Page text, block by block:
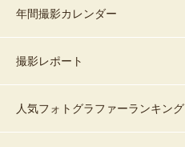
年間撮影カレンダー
撮影レポート
人気フォトグラファーランキング